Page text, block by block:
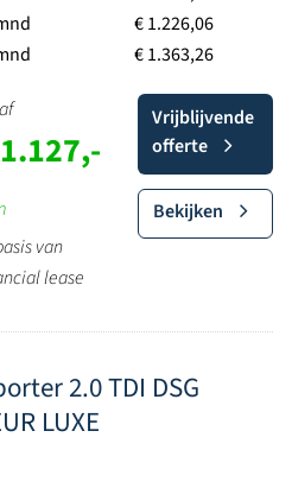
€ 1.226,06
€ 1.363,26
van
lease
Vrijblijvende
offerte
Bekijken
2.0 TDI DSG
LUXE